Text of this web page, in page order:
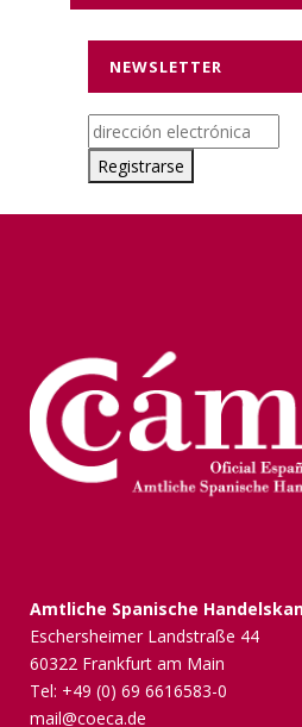
NEWSLETTER
Amtliche Spanische
Eschersheimer Landstraße 44
60322 Frankfurt am Main
Tel: +49 (0) 69 6616583-0
mail@coeca.de